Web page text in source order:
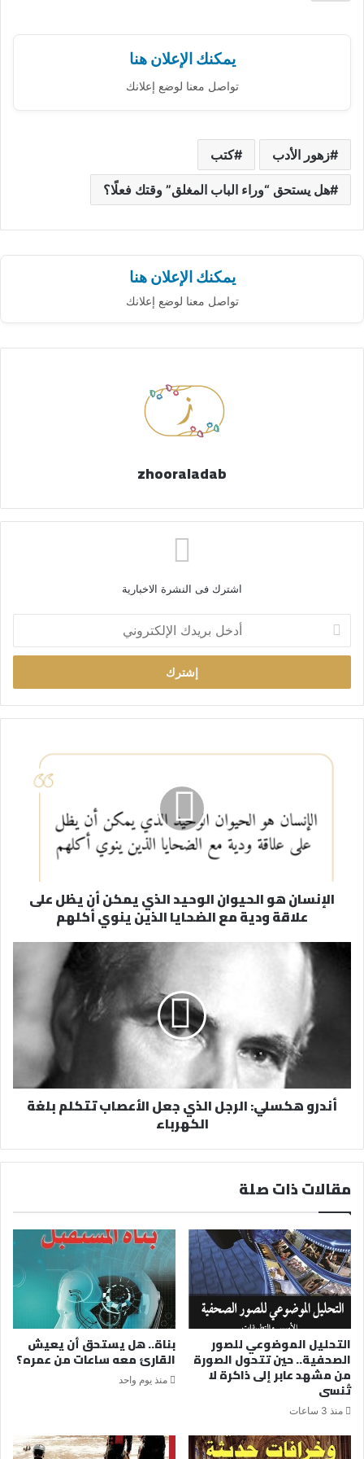
يمكنك الإعلان هنا
تواصل معنا لوضع إعلانك
زهور الأدب كتب
هل يستحق “وراء الباب المغلق” وقتك فعلًا؟
يمكنك الإعلان هنا
تواصل معنا لوضع إعلانك
zhooraladab
اشترك فى النشرة الاخبارية
خ
ب
ر
الإنسان هو الحيوان الوحيد الذي يمكن أن يظل على
علاقة ودية مع الضحايا الذين ينوي أكلهم
أندرو هكسلي: الرجل الذي جعل الأعصاب تتكلم بلغة
الكهرباء
مقالات ذات صلة
التحليل الموضوعي للصور
الصحفية.. حين تتحول الصورة
من مشهد عابر إلى ذاكرة لا
تُنسى
منذ 3 ساعات
بناة.. هل يستحق أن يعيش
القارئ معه ساعات من عمره؟
منذ يوم واحد